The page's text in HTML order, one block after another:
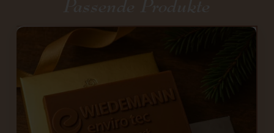
Schokoladen-Größen: 50×35 mm, 60×30
mm, 60×40 mm
Verpackung: Klarsichtbeutel oder
passende Faltschachtel in Gold-,
Silber- oder bunt bedruckt.